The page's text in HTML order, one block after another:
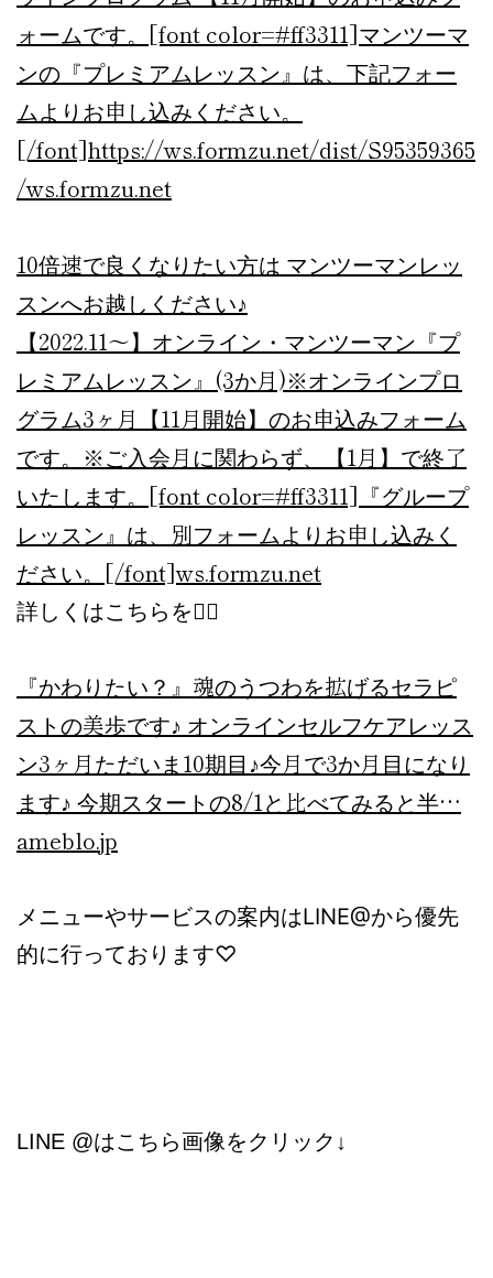
ォームです。[font color=#ff3311]マンツーマ
ンの『プレミアムレッスン』は、下記フォー
ムよりお申し込みください。
[/font]https://ws.formzu.net/dist/S95359365
/ws.formzu.net
10倍速で良くなりたい方は マンツーマンレッ
スンへお越しください♪
【2022.11～】オンライン・マンツーマン『プ
レミアムレッスン』(3か月)※オンラインプロ
グラム3ヶ月【11月開始】のお申込みフォーム
です。※ご入会月に関わらず、【1月】で終了
いたします。[font color=#ff3311]『グループ
レッスン』は、別フォームよりお申し込みく
ださい。[/font]ws.formzu.net
詳しくはこちらを💁‍♀️
『かわりたい？』 魂のうつわを拡げるセラピ
ストの美歩です♪ オンラインセルフケアレッス
ン3ヶ月ただいま10期目♪今月で3か月目になり
ます♪ 今期スタートの8/1と比べてみると半…
ameblo.jp
メニューやサービスの案内はLINE@から優先
的に行っております♡
LINE @はこちら画像をクリック↓